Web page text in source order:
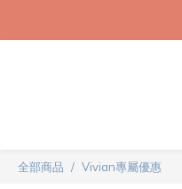
全部商品 Vivian專屬優惠